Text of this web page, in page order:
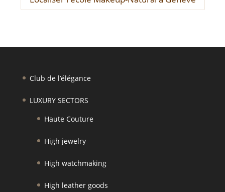
Club de l’élégance
LUXURY SECTORS
Haute Couture
High jewelry
High watchmaking
High leather goods